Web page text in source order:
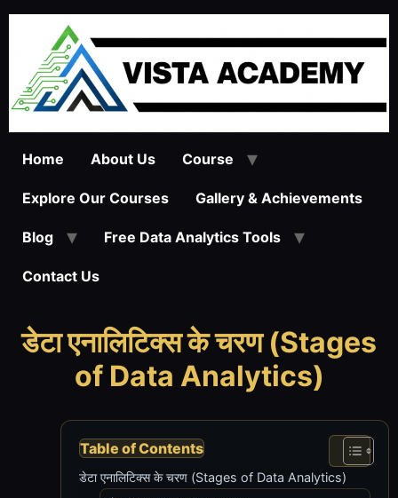
Home About Us Course
Explore Our Courses Gallery & Achievements
Blog Free Data Analytics Tools
Contact Us
डेटा एनालिटिक्स के चरण (Stages
of Data Analytics)
Table of Contents
डेटा एनालिटिक्स के चरण (Stages of Data Analytics)